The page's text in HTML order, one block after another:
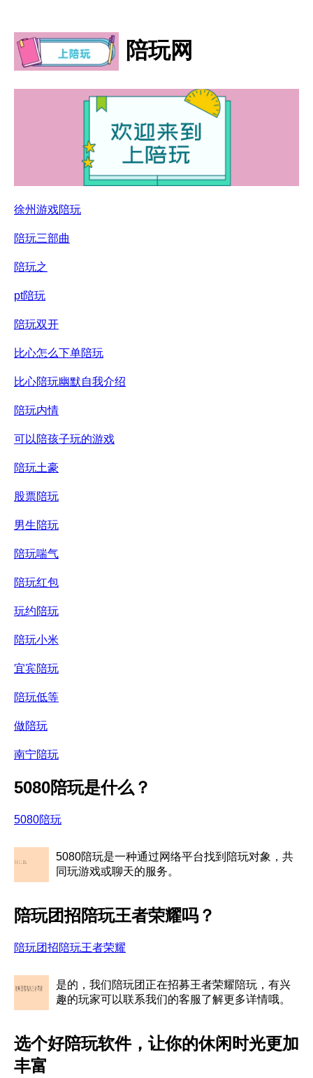
陪玩网
徐州游戏陪玩
陪玩三部曲
陪玩之
pt陪玩
陪玩双开
比心怎么下单陪玩
比心陪玩幽默自我介绍
陪玩内情
可以陪孩子玩的游戏
陪玩土豪
股票陪玩
男生陪玩
陪玩喘气
陪玩红包
玩约陪玩
陪玩小米
宜宾陪玩
陪玩低等
做陪玩
南宁陪玩
5080陪玩是什么？
5080陪玩
5080陪玩是一种通过网络平台找到陪玩对象，共
同玩游戏或聊天的服务。
陪玩团招陪玩王者荣耀吗？
陪玩团招陪玩王者荣耀
是的，我们陪玩团正在招募王者荣耀陪玩，有兴
趣的玩家可以联系我们的客服了解更多详情哦。
选个好陪玩软件，让你的休闲时光更加
丰富